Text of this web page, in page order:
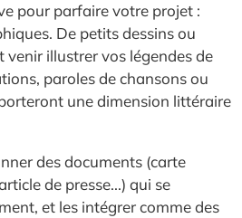
pour parfaire votre projet :
De petits dessins ou
illustrer vos légendes de
paroles de chansons ou
une dimension littéraire
des documents (carte
de presse...) qui se
et les intégrer comme des